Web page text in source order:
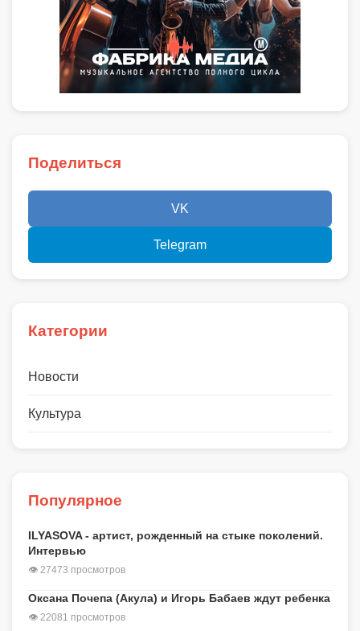
Поделиться
VK
Telegram
Категории
Новости
Культура
Популярное
ILYASOVA - артист, рожденный на стыке поколений.
Интервью
👁 27473 просмотров
Оксана Почепа (Акула) и Игорь Бабаев ждут ребенка
👁 22081 просмотров